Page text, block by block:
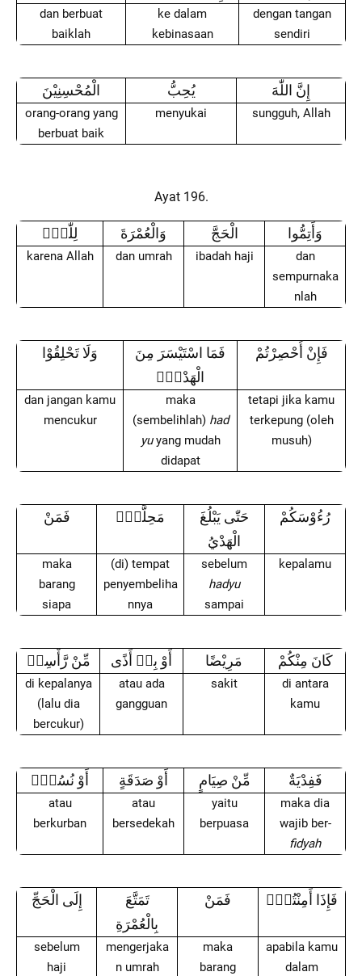
dan berbuat
baiklah
ke dalam
kebinasaan
dengan tangan
sendiri
الْمُحْسِنِيْنَ يُحِبُّ إِنَّ اللّٰهَ
orang-orang yang
berbuat baik
menyukai sungguh, Allah
Ayat 196.
لِلّٰهِۗ وَالْعُمْرَةَ الْحَجَّ وَأَتِمُّوا
karena Allah dan umrah ibadah haji
dan
sempurnaka
nlah
وَلَا تَحْلِقُوْا
فَمَا اسْتَيْسَرَ مِنَ
الْهَدْيِۚ
فَإِنْ أُحْصِرْتُمْ
dan jangan kamu
mencukur
maka
(sembelihlah) had
yuyang mudah
didapat
tetapi jika kamu
terkepung (oleh
musuh)
فَمَنْ مَحِلَّهٗۗ
حَتّٰى يَبْلُغَ
الْهَدْيُ
رُءُوْسَكُمْ
maka
barang
siapa
(di) tempat
penyembeliha
nnya
sebelum
hadyu
sampai
kepalamu
مِّنْ رَّأْسِهٖ أَوْ بِهٖ أَذًى مَرِيْضًا كَانَ مِنْكُمْ
di kepalanya
(lalu dia
bercukur)
atau ada
gangguan
sakit
di antara
kamu
أَوْ نُسُكٍۚ أَوْ صَدَقَةٍ مِّنْ صِيَامٍ فَفِدْيَةٌ
atau
berkurban
atau
bersedekah
yaitu
berpuasa
maka dia
wajib ber-
fidyah
إِلَى الْحَجِّ
تَمَتَّعَ
بِالْعُمْرَةِ
فَمَنْ فَإِذَا أَمِنْتُمْۗ
sebelum
haji
mengerjaka
n umrah
maka
barang
apabila kamu
dalam